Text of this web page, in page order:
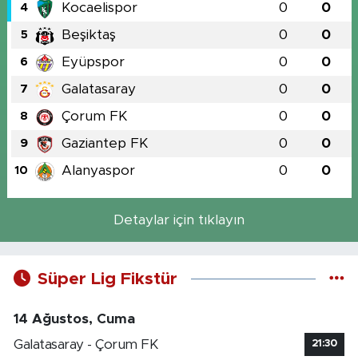
4 Kocaelispor 0 0
5 Beşiktaş 0 0
6 Eyüpspor 0 0
7 Galatasaray 0 0
8 Çorum FK 0 0
9 Gaziantep FK 0 0
10 Alanyaspor 0 0
Detaylar için tıklayın
Süper Lig Fikstür
14 Ağustos, Cuma
Galatasaray - Çorum FK
21:30